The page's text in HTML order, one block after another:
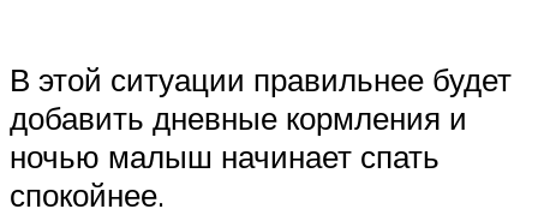
В этой ситуации правильнее будет
добавить дневные кормления и
ночью малыш начинает спать
спокойнее.